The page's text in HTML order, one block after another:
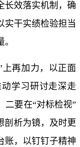
长效落实机制，确
实干实绩检验担当
上再加力，以正面
学习研讨走深走
二要在“对标检视”
剖析为镜，及时更
账，以钉钉子精神